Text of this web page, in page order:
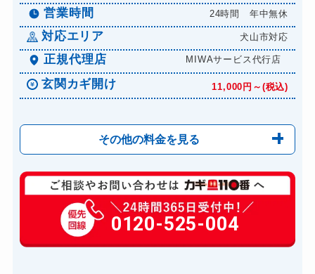
ドアノブカギ交換 11,000円～(税込)
営業時間 24時間 年中無休
対応エリア 犬山市対応
正規代理店 MIWAサービス代行店
玄関カギ開け 11,000円～(税込)
その他の料金を見る
玄関カギ開け 11,000円～(税込)
玄関カギ作成 14,300円～(税込)
玄関カギ交換 14,300円～(税込)
0120-525-004